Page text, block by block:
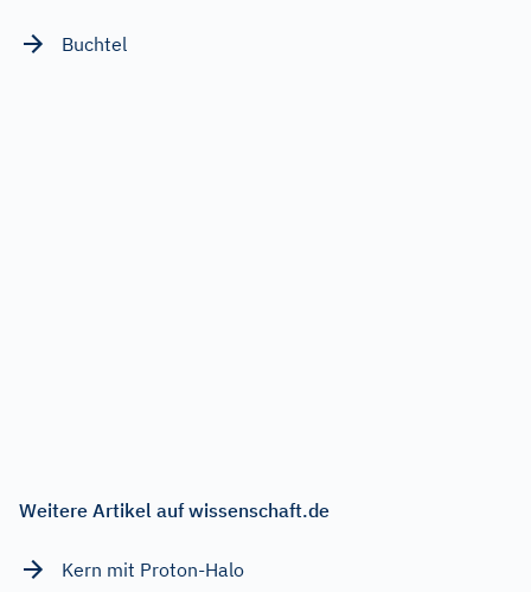
Buchtel
Weitere Artikel auf wissenschaft.de
Kern mit Proton-Halo